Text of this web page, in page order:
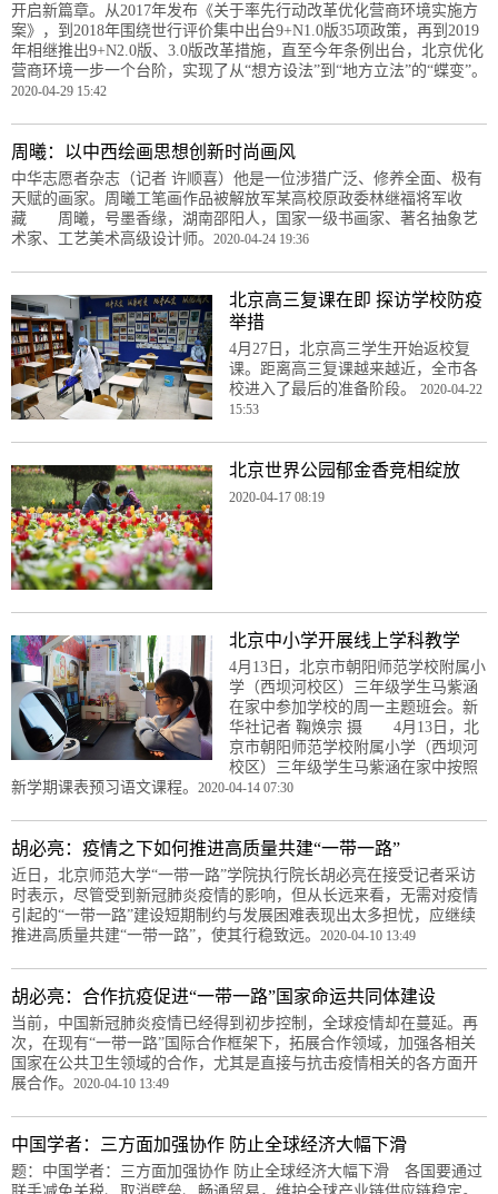
开启新篇章。从2017年发布《关于率先行动改革优化营商环境实施方
案》，到2018年围绕世行评价集中出台9+N1.0版35项政策，再到2019
年相继推出9+N2.0版、3.0版改革措施，直至今年条例出台，北京优化
营商环境一步一个台阶，实现了从“想方设法”到“地方立法”的“蝶变”。
2020-04-29 15:42
周曦：以中西绘画思想创新时尚画风
中华志愿者杂志（记者 许顺喜）他是一位涉猎广泛、修养全面、极有
天赋的画家。周曦工笔画作品被解放军某高校原政委林继福将军收
藏 周曦，号墨香缘，湖南邵阳人，国家一级书画家、著名抽象艺
术家、工艺美术高级设计师。 2020-04-24 19:36
北京高三复课在即 探访学校防疫
举措
4月27日，北京高三学生开始返校复
课。距离高三复课越来越近，全市各
校进入了最后的准备阶段。 2020-04-22
15:53
北京世界公园郁金香竞相绽放
2020-04-17 08:19
北京中小学开展线上学科教学
4月13日，北京市朝阳师范学校附属小
学（西坝河校区）三年级学生马紫涵
在家中参加学校的周一主题班会。新
华社记者 鞠焕宗 摄 4月13日，北
京市朝阳师范学校附属小学（西坝河
校区）三年级学生马紫涵在家中按照
新学期课表预习语文课程。 2020-04-14 07:30
胡必亮：疫情之下如何推进高质量共建“一带一路”
近日，北京师范大学“一带一路”学院执行院长胡必亮在接受记者采访
时表示，尽管受到新冠肺炎疫情的影响，但从长远来看，无需对疫情
引起的“一带一路”建设短期制约与发展困难表现出太多担忧，应继续
推进高质量共建“一带一路”，使其行稳致远。 2020-04-10 13:49
胡必亮：合作抗疫促进“一带一路”国家命运共同体建设
当前，中国新冠肺炎疫情已经得到初步控制，全球疫情却在蔓延。再
次，在现有“一带一路”国际合作框架下，拓展合作领域，加强各相关
国家在公共卫生领域的合作，尤其是直接与抗击疫情相关的各方面开
展合作。 2020-04-10 13:49
中国学者：三方面加强协作 防止全球经济大幅下滑
题：中国学者：三方面加强协作 防止全球经济大幅下滑 各国要通过
联手减免关税、取消壁垒、畅通贸易，维护全球产业链供应链稳定。